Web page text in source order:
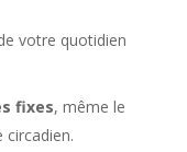
votre quotidien
fixes, même le